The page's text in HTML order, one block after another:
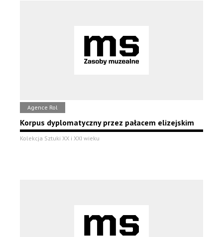
Agence Rol
Korpus dyplomatyczny przez pałacem elizejskim
Kolekcja Sztuki XX i XXI wieku